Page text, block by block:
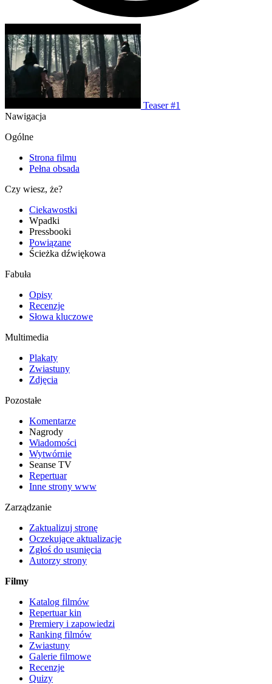
Teaser #1
Nawigacja
Ogólne
Strona filmu
Pełna obsada
Czy wiesz, że?
Ciekawostki
Wpadki
Pressbooki
Powiązane
Ścieżka dźwiękowa
Fabuła
Opisy
Recenzje
Słowa kluczowe
Multimedia
Plakaty
Zwiastuny
Zdjęcia
Pozostałe
Komentarze
Nagrody
Wiadomości
Wytwórnie
Seanse TV
Repertuar
Inne strony www
Zarządzanie
Zaktualizuj stronę
Oczekujące aktualizacje
Zgłoś do usunięcia
Autorzy strony
Filmy
Katalog filmów
Repertuar kin
Premiery i zapowiedzi
Ranking filmów
Zwiastuny
Galerie filmowe
Recenzje
Quizy